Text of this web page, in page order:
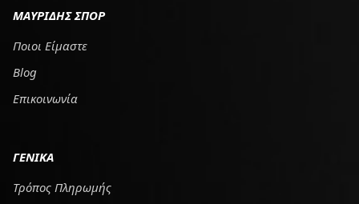
ΜΑΥΡΙΔΗΣ ΣΠΟΡ
Ποιοι Είμαστε
Blog
Επικοινωνία
ΓΕΝΙΚΑ
Τρόπος Πληρωμής